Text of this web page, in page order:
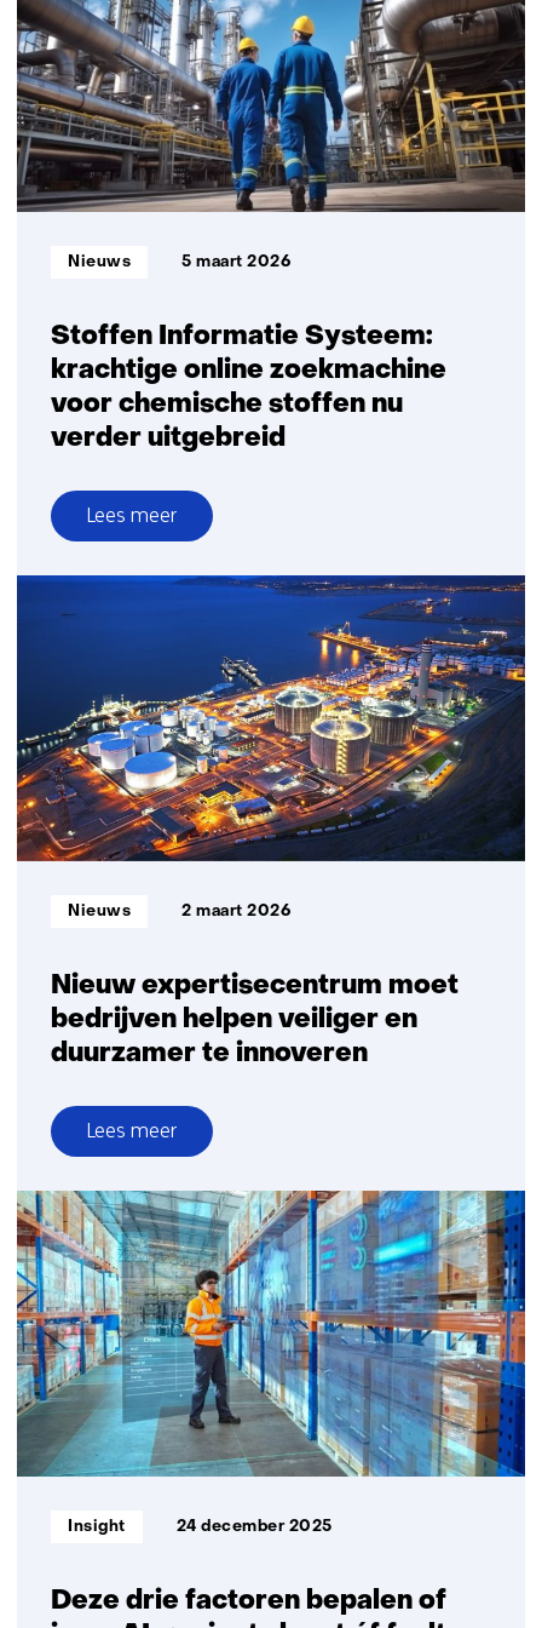
hoe
het
Health@Work
concept
inzicht
biedt
voor
een
aanpak
Stoffen Informatie Systeem:
krachtige online zoekmachine
voor chemische stoffen nu
verder uitgebreid
Informatietype:
Nieuws 5 maart 2026
Lees meer
over
Stoffen
zoekmachine
voor
chemische
stoffen
nu
verder
Nieuw expertisecentrum moet
bedrijven helpen veiliger en
duurzamer te innoveren
Informatietype:
Nieuws 2 maart 2026
Lees meer
over
Nieuw
expertisecentrum
moet
bedrijven
helpen
veiliger
en
duurzamer
te
innoveren
Deze drie factoren bepalen of
Informatietype:
Insight 24 december 2025